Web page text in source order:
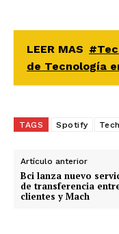
LEER MAS
de Tecnología
TAGS Spotify
Artículo anterior
Bci lanza nuevo
de transferencia
clientes y Mach